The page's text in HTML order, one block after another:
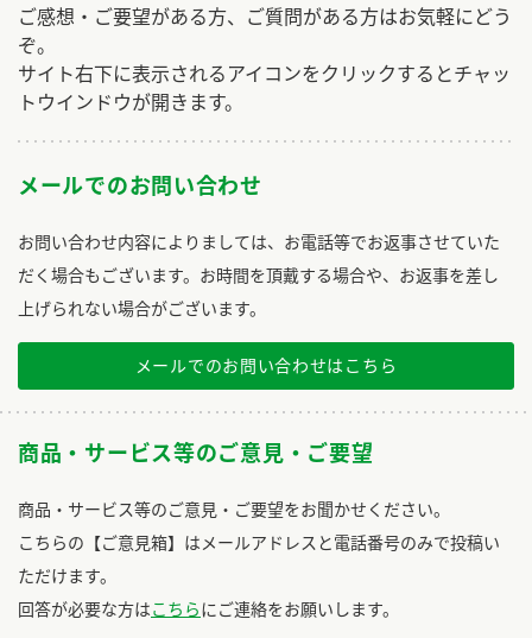
ご感想・ご要望がある方、ご質問がある方はお気軽にどう
ぞ。
サイト右下に表示されるアイコンをクリックするとチャッ
トウインドウが開きます。
メールでのお問い合わせ
お問い合わせ内容によりましては、お電話等でお返事させていた
だく場合もございます。お時間を頂戴する場合や、お返事を差し
上げられない場合がございます。
メールでのお問い合わせはこちら
商品・サービス等のご意見・ご要望
商品・サービス等のご意見・ご要望をお聞かせください。
こちらの【ご意見箱】はメールアドレスと電話番号のみで投稿い
ただけます。
回答が必要な方はこちらにご連絡をお願いします。